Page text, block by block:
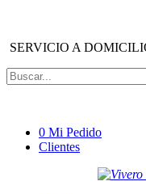
SERVICIO A
0 Mi Pedido
Clientes